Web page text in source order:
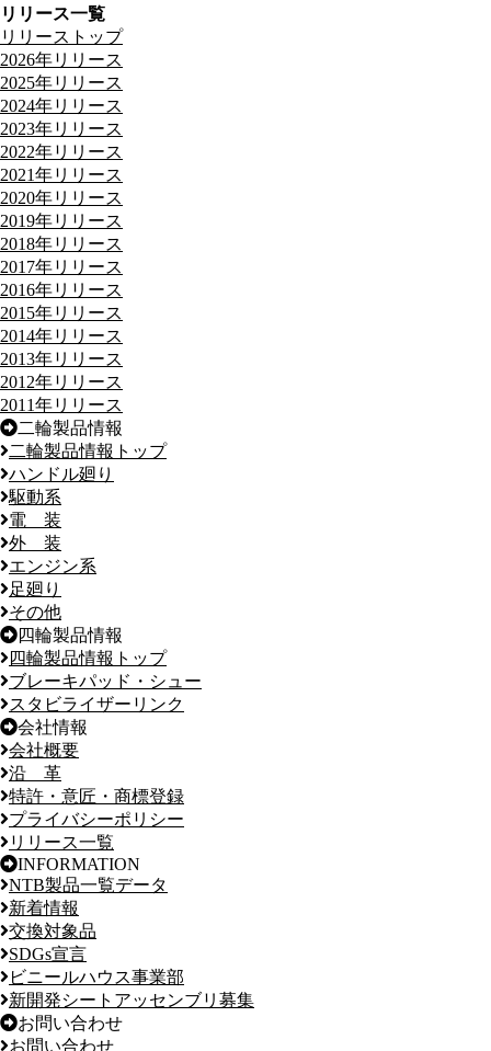
リリース一覧
リリーストップ
2026年リリース
2025年リリース
2024年リリース
2023年リリース
2022年リリース
2021年リリース
2020年リリース
2019年リリース
2018年リリース
2017年リリース
2016年リリース
2015年リリース
2014年リリース
2013年リリース
2012年リリース
2011年リリース
二輪製品情報
二輪製品情報トップ
ハンドル廻り
駆動系
電 装
外 装
エンジン系
足廻り
その他
四輪製品情報
四輪製品情報トップ
ブレーキパッド・シュー
スタビライザーリンク
会社情報
会社概要
沿 革
特許・意匠・商標登録
プライバシーポリシー
リリース一覧
INFORMATION
NTB製品一覧データ
新着情報
交換対象品
SDGs宣言
ビニールハウス事業部
新開発シートアッセンブリ募集
お問い合わせ
お問い合わせ